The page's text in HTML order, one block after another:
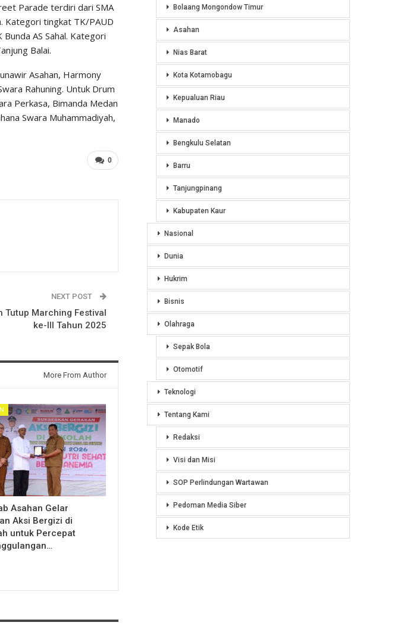
Parade terdiri dari SMA
Kategori tingkat TK/PAUD
AS Sahal. Kategori
Balai.
Asahan, Harmony
Rahuning. Untuk Drum
Perkasa, Bimanda Medan
Swara Muhammadiyah,
0
NEXT POST
Tutup Marching Festival
ke-III Tahun 2025
More From Author
Asahan Gelar
Aksi Bergizi di
untuk Percepat
Bolaang Mongondow Timur
Asahan
Nias Barat
Kota Kotamobagu
Kepualuan Riau
Manado
Bengkulu Selatan
Barru
Tanjungpinang
Kabupaten Kaur
Nasional
Dunia
Hukrim
Bisnis
Olahraga
Sepak Bola
Otomotif
Teknologi
Tentang Kami
Redaksi
Visi dan Misi
SOP Perlindungan Wartawan
Pedoman Media Siber
Kode Etik